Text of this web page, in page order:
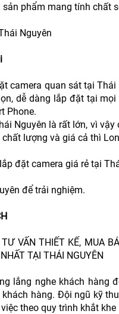
phẩm mang tính chất
Nguyên
camera quan sát tại
dễ dàng lắp đặt tại
Phone.
Nguyên là rất lớn, vì
lượng và giá cả thì
đặt camera giá rẻ tại
để trải nghiệm.
VẤN THIẾT KẾ, MUA
TẠI THÁI NGUYÊN
lắng nghe khách
hàng. Đội ngũ kỹ
theo quy trình khắt khe